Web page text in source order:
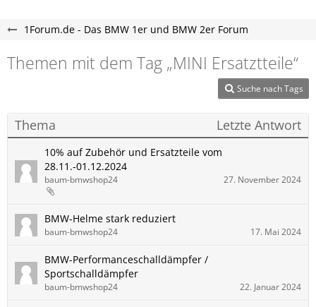
1Forum.de - Das BMW 1er und BMW 2er Forum
Themen mit dem Tag „MINI Ersatztteile“
Suche nach Tags
Thema Letzte Antwort
10% auf Zubehör und Ersatzteile vom
28.11.-01.12.2024
baum-bmwshop24 27. November 2024
BMW-Helme stark reduziert
baum-bmwshop24 17. Mai 2024
BMW-Performanceschalldämpfer /
Sportschalldämpfer
baum-bmwshop24 22. Januar 2024